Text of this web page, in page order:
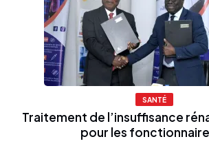
SANTÉ
Traitement de l’insuffisance
pour les